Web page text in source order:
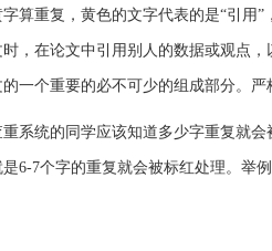
算重复，黄色的文字代表的是“引用
，在论文中引用别人的数据或观点
一个重要的必不可少的组成部分。
系统的同学应该知道多少字重复就
6-7个字的重复就会被标红处理。举